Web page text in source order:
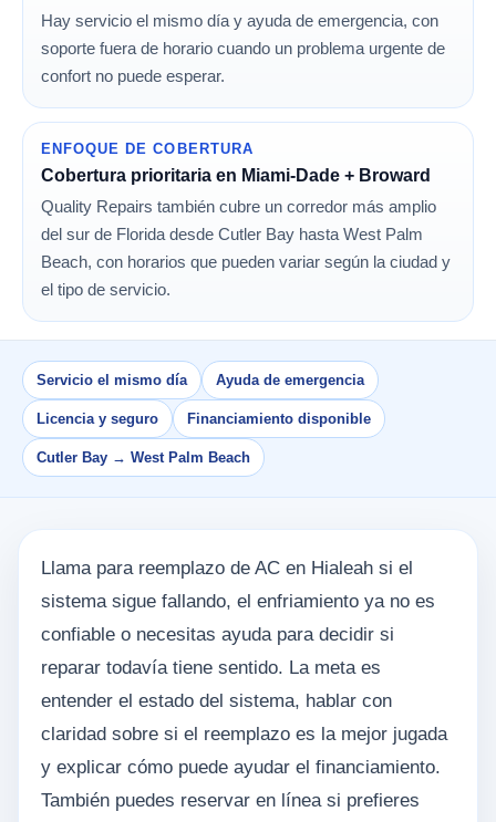
Hay servicio el mismo día y ayuda de emergencia, con
soporte fuera de horario cuando un problema urgente de
confort no puede esperar.
ENFOQUE DE COBERTURA
Cobertura prioritaria en Miami-Dade + Broward
Quality Repairs también cubre un corredor más amplio
del sur de Florida desde Cutler Bay hasta West Palm
Beach, con horarios que pueden variar según la ciudad y
el tipo de servicio.
Servicio el mismo día Ayuda de emergencia
Licencia y seguro Financiamiento disponible
Cutler Bay → West Palm Beach
Llama para reemplazo de AC en Hialeah si el
sistema sigue fallando, el enfriamiento ya no es
confiable o necesitas ayuda para decidir si
reparar todavía tiene sentido. La meta es
entender el estado del sistema, hablar con
claridad sobre si el reemplazo es la mejor jugada
y explicar cómo puede ayudar el financiamiento.
También puedes reservar en línea si prefieres